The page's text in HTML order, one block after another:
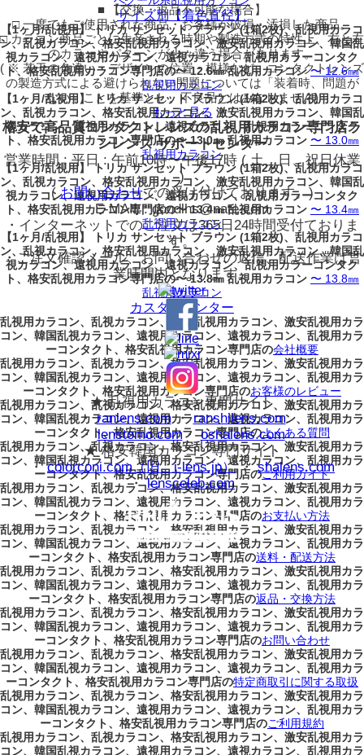
サイズ別【着色直径】
【1ヶ月/乱視用】 トリカ サンセット ブラウン (1箱2枚)、乱視用カラコ
ン、乱視カラコン、格安乱視用カラコン、激安乱視用カラコン、韓国乱
視カラコン、遠視用カラコン、遠視カラコン、乱視用カラーコンタク
ト、格安乱視用カラコン専門店の〜 12.6㎜ 乱視用カラコン 〜 12.6㎜
乱視用カラコン
【1ヶ月/乱視用】 トリカ サンセット ブラウン (1箱2枚)、乱視用カラコ
ン、乱視カラコン、格安乱視用カラコン、激安乱視用カラコン、韓国乱
視カラコン、遠視用カラコン、遠視カラコン、乱視用カラーコンタク
ト、格安乱視用カラコン専門店の〜 13.0㎜ 乱視用カラコン 〜 13.0㎜
乱視用カラコン
【1ヶ月/乱視用】 トリカ サンセット ブラウン (1箱2枚)、乱視用カラコ
ン、乱視カラコン、格安乱視用カラコン、激安乱視用カラコン、韓国乱
視カラコン、遠視用カラコン、遠視カラコン、乱視用カラーコンタク
ト、格安乱視用カラコン専門店の〜 13.4㎜ 乱視用カラコン 〜 13.4㎜
乱視用カラコン
【1ヶ月/乱視用】 トリカ サンセット ブラウン (1箱2枚)、乱視用カラコ
ン、乱視カラコン、格安乱視用カラコン、激安乱視用カラコン、韓国乱
視カラコン、遠視用カラコン、遠視カラコン、乱視用カラーコンタク
ト、格安乱視用カラコン専門店の〜 13.8㎜ 乱視用カラコン 〜 13.8㎜
乱視用カラコン
カスタムセンター
乱視用カラコン、乱視カラコン、格安乱視用カラコン、激安乱視用カラ
コン、韓国乱視カラコン、遠視用カラコン、遠視カラコン、乱視用カラ
ーコンタクト、格安乱視用カラコン専門店の会社概要
乱視用カラコン、乱視カラコン、格安乱視用カラコン、激安乱視用カラ
コン、韓国乱視カラコン、遠視用カラコン、遠視カラコン、乱視用カラ
ーコンタクト、格安乱視用カラコン専門店のお客様のレビュー
乱視用カラコン、乱視カラコン、格安乱視用カラコン、激安乱視用カラ
コン、韓国乱視カラコン、遠視用カラコン、遠視カラコン、乱視用カラ
ーコンタクト、格安乱視用カラコン専門店のよくある質問
乱視用カラコン、乱視カラコン、格安乱視用カラコン、激安乱視用カラ
コン、韓国乱視カラコン、遠視用カラコン、遠視カラコン、乱視用カラ
ーコンタクト、格安乱視用カラコン専門店のご利用ガイド
乱視用カラコン、乱視カラコン、格安乱視用カラコン、激安乱視用カラ
コン、韓国乱視カラコン、遠視用カラコン、遠視カラコン、乱視用カラ
ーコンタクト、格安乱視用カラコン専門店のお支払い方法
乱視用カラコン、乱視カラコン、格安乱視用カラコン、激安乱視用カラ
コン、韓国乱視カラコン、遠視用カラコン、遠視カラコン、乱視用カラ
ーコンタクト、格安乱視用カラコン専門店の送料・配送方法
乱視用カラコン、乱視カラコン、格安乱視用カラコン、激安乱視用カラ
コン、韓国乱視カラコン、遠視用カラコン、遠視カラコン、乱視用カラ
ーコンタクト、格安乱視用カラコン専門店の返品・交換方法
乱視用カラコン、乱視カラコン、格安乱視用カラコン、激安乱視用カラ
コン、韓国乱視カラコン、遠視用カラコン、遠視カラコン、乱視用カラ
ーコンタクト、格安乱視用カラコン専門店のお問い合わせ
乱視用カラコン、乱視カラコン、格安乱視用カラコン、激安乱視用カラ
コン、韓国乱視カラコン、遠視用カラコン、遠視カラコン、乱視用カラ
ーコンタクト、格安乱視用カラコン専門店の特定商取引に関する取扱
乱視用カラコン、乱視カラコン、格安乱視用カラコン、激安乱視用カラ
コン、韓国乱視カラコン、遠視用カラコン、遠視カラコン、乱視用カラ
ーコンタクト、格安乱視用カラコン専門店のご利用規約
乱視用カラコン、乱視カラコン、格安乱視用カラコン、激安乱視用カラ
コン、韓国乱視カラコン、遠視用カラコン、遠視カラコン、乱視用カラ
■ 【交換・返品不可能な場合】
□ 一度でもご使用された商品・お客様が破損・汚損した商品。
□ カラコン商品ごとに生産される時期や製造方式の特性上、右と左
のカラーやパターンが少々違う場合があります。
( ※ 若干の色違い・デザインの位置・模様など、コンタクトレンズ
の製造方式による避けられない問題については「装着時、問題が
ない」ことを基準とし、不良品とはみなしません)
もっと見る
格安で高品質コンタクトレンズの乱視用カラコン専門店ラ
ンレンズ サポートセンター
営業時間 : 平日 : 午前10時〜午後17時 ( 土、日、祝日休業
)
(お問い合わせでの受け付けております。)
E-MAIL : goodlhs@nate.com
・インターネットでのご注文は365日24時間受付ておりま
す。
・ご注文確認メール、お問い合わせの返信、配送作業は営
業時間内となります。
★ 乱視用カラコン専門サイト
・ranlens.com・ranshilens.com
・lenstomo.com・oshalens.com
★ 格安韓国カラコン専門サイト
・colorconi.com（旧、i-lens.jp）・shalens.com
・lensceleb.com